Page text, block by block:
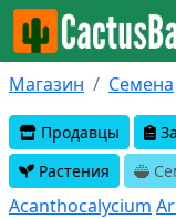
Магазин Семена
Продавцы
Растения
Acanthocalycium